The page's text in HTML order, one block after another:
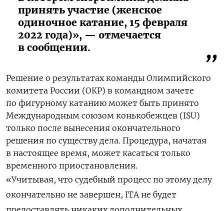
принять участие (женское
одиночное катание, 15 февраля
2022 года)», — отмечается
в сообщении.
Решение о результатах команды Олимпийского
комитета России (ОКР) в командном зачете
по фигурному катанию может быть принято
Международным союзом конькобежцев (ISU)
только после вынесения окончательного
решения по существу дела. Процедура, начатая
в настоящее время, может касаться только
временного приостановления.
«Учитывая, что судебный процесс по этому делу
окончательно не завершен, ITA не будет